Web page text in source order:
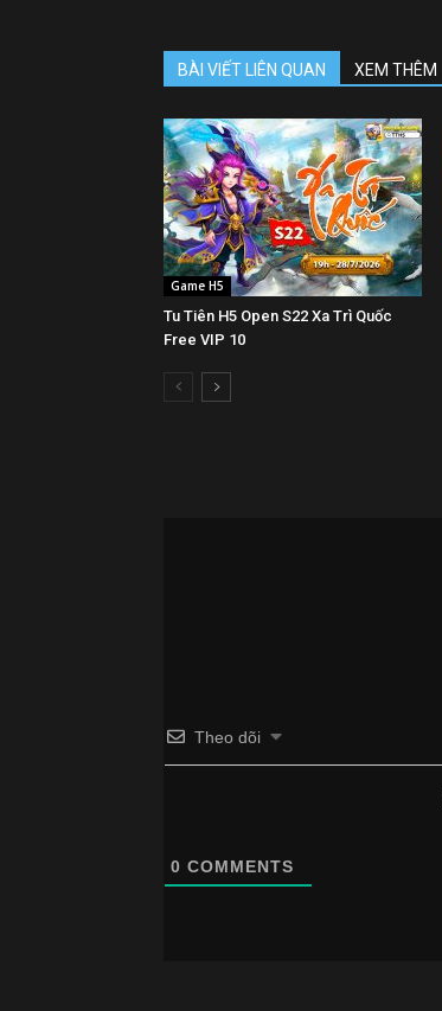
BÀI VIẾT LIÊN QUAN XEM THÊM
Game H5
Tu Tiên H5 Open S22 Xa Trì Quốc
Free VIP 10
Theo dõi
0 COMMENTS